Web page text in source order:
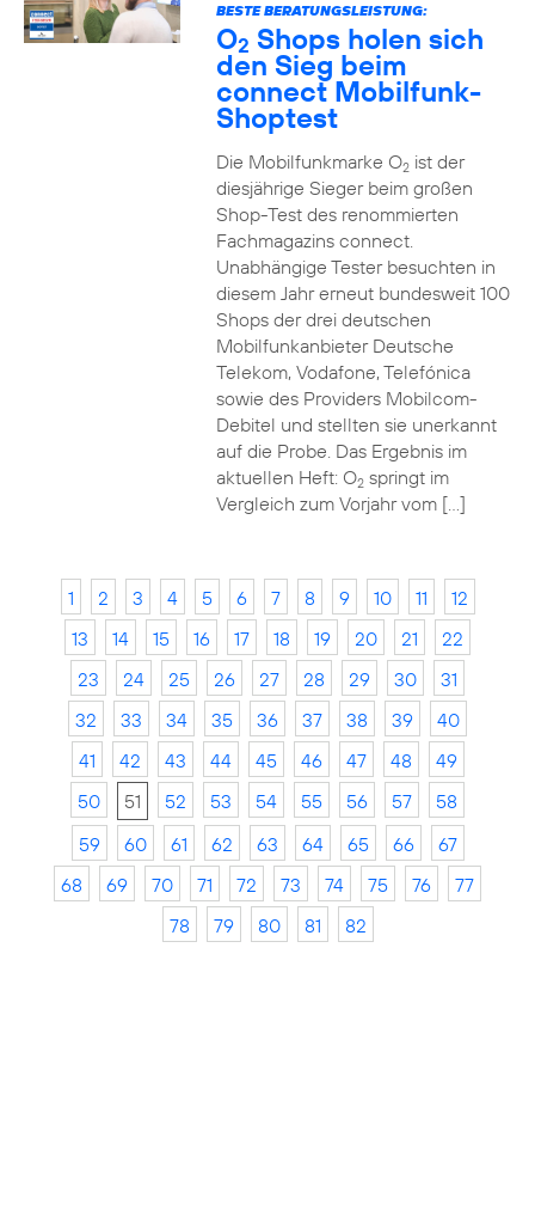
BESTE BERATUNGSLEISTUNG:
O2 Shops holen sich
den Sieg beim
connect Mobilfunk-
Shoptest
Die Mobilfunkmarke O2ist der
diesjährige Sieger beim großen
Shop-Test des renommierten
Fachmagazins connect.
Unabhängige Tester besuchten in
diesem Jahr erneut bundesweit 100
Shops der drei deutschen
Mobilfunkanbieter Deutsche
Telekom, Vodafone, Telefónica
sowie des Providers Mobilcom-
Debitel und stellten sie unerkannt
auf die Probe. Das Ergebnis im
aktuellen Heft: O2springt im
Vergleich zum Vorjahr vom […]
1 2 3 4 5 6 7 8 9 10 11
12
13
14 15 16 17 18 19 20 21
22
23
24 25 26 27 28 29 30
31
32
33 34 35 36 37 38 39
40
41
42 43 44 45 46 47 48
49
50
51 52 53 54 55 56 57
58
59
60 61 62 63 64 65 66
67
68
69 70 71 72 73 74 75 76
77
78
79 80 81 82